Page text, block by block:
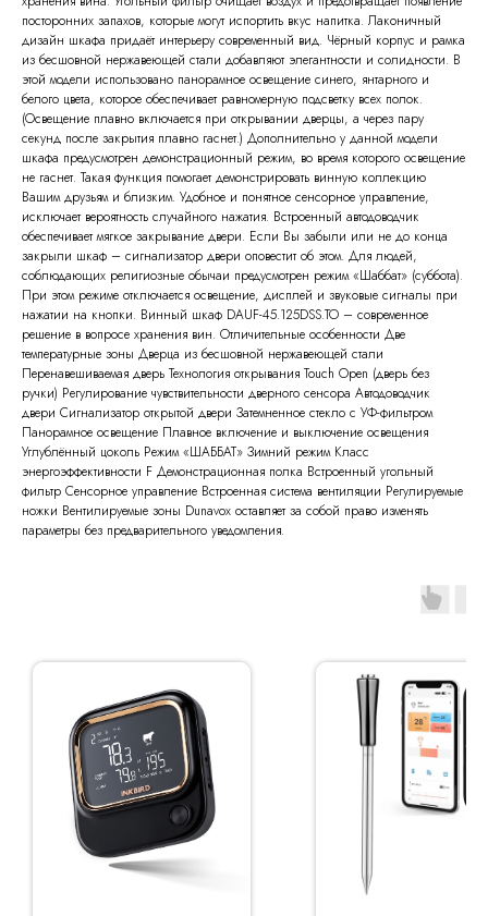
посторонних запахов, которые могут испортить вкус напитка. Лаконичный
дизайн шкафа придаёт интерьеру современный вид. Чёрный корпус и рамка
из бесшовной нержавеющей стали добавляют элегантности и солидности. В
этой модели использовано панорамное освещение синего, янтарного и
белого цвета, которое обеспечивает равномерную подсветку всех полок.
(Освещение плавно включается при открывании дверцы, а через пару
секунд после закрытия плавно гаснет.) Дополнительно у данной модели
шкафа предусмотрен демонстрационный режим, во время которого освещение
не гаснет. Такая функция помогает демонстрировать винную коллекцию
Вашим друзьям и близким. Удобное и понятное сенсорное управление,
исключает вероятность случайного нажатия. Встроенный автодоводчик
обеспечивает мягкое закрывание двери. Если Вы забыли или не до конца
закрыли шкаф – сигнализатор двери оповестит об этом. Для людей,
соблюдающих религиозные обычаи предусмотрен режим «Шаббат» (суббота).
При этом режиме отключается освещение, дисплей и звуковые сигналы при
нажатии на кнопки. Винный шкаф DAUF-45.125DSS.TO – современное
решение в вопросе хранения вин. Отличительные особенности Две
температурные зоны Дверца из бесшовной нержавеющей стали
Перенавешиваемая дверь Технология открывания Touch Open (дверь без
ручки) Регулирование чувствительности дверного сенсора Автодоводчик
двери Сигнализатор открытой двери Затемненное стекло с УФ-фильтром
Панорамное освещение Плавное включение и выключение освещения
Углублённый цоколь Режим «ШАББАТ» Зимний режим Класс
энергоэффективности F Демонстрационная полка Встроенный угольный
фильтр Сенсорное управление Встроенная система вентиляции Регулируемые
ножки Вентилируемые зоны Dunavox оставляет за собой право изменять
параметры без предварительного уведомления.